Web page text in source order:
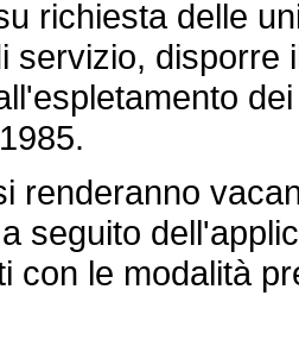
richiesta delle
servizio, disporre
seguito
con le modalità